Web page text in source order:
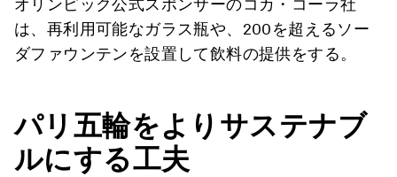
オリンピック公式スポンサーのコカ・コーラ社
は、再利用可能なガラス瓶や、200を超えるソー
ダファウンテンを設置して飲料の提供をする。
パリ五輪をよりサステナブ
ルにする工夫